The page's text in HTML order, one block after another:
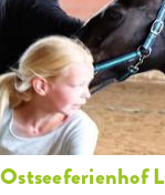
Ostseeferienhof